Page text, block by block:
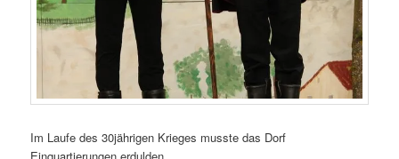
Im Laufe des 30jährigen Krieges musste das Dorf